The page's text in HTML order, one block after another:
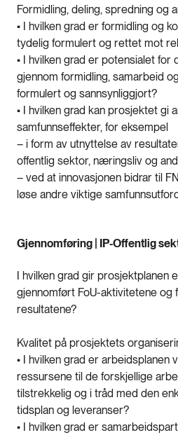
Formidling, deling, spredning og
• I hvilken grad er formidling og
tydelig formulert og rettet mot
• I hvilken grad er potensialet for
gjennom formidling, samarbeid
formulert og sannsynliggjort?
• I hvilken grad kan prosjektet gi
samfunnseffekter, for eksempel
– i form av utnyttelse av
offentlig sektor, næringsliv og
– ved at innovasjonen bidrar til
løse andre viktige
Gjennomføring | IP-Offentlig
I hvilken grad gir prosjektplanen
gjennomført FoU-aktivitetene og
resultatene?
Kvalitet på prosjektets
• I hvilken grad er arbeidsplanen
ressursene til de forskjellige
tilstrekkelig og i tråd med den
tidsplan og leveranser?
• I hvilken grad er